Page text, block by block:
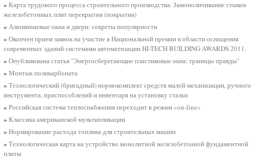
» Карта трудового процесса строительного производства. Замоноличивание стыков
железобетонных плит перекрытия (покрытия)
» Алюминиевые окна и двери: секреты популярности
» Окончен прием заявок на участие в Национальной премии в области оснащения
современных зданий системами автоматизации HI-TECH BUILDING AWARDS 2011.
» Опубликована статья "Энергосберегающие пластиковые окна: границы правды"
» Монтаж поликарбоната
» Технологический (бригадный) нормокомплект средств малой механизации, ручного
инструмента, приспособлений и инвентаря на установку стальн
» Российская система теплоснабжения переходит в режим «on-line»
» Классика американской мультипликации
» Нормирование расхода топлива для строительных машин
» Технологическая карта на устройство монолитной железобетонной фундаментной
плиты